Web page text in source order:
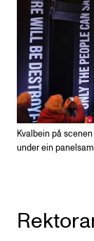
Kvalbein på
under ein